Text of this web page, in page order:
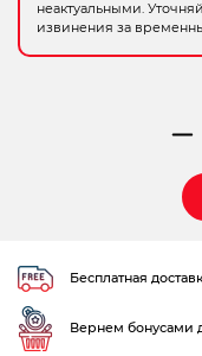
неактуальными.
извинения за
Бесплатная
Вернем бонусами